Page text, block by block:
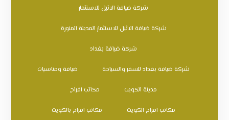
شركة ضيافة الاثيل للاستثمار
شركة ضيافة الاثيل للاستثمار المدينة المنورة
شركة ضيافة بغداد
شركة ضيافة بغداد للسفر والسياحة ضيافة ومناسبات
مدينة الكويت مكاتب افراح
مكاتب افراح الكويت مكاتب افراح بالكويت